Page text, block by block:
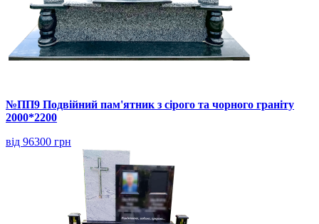
№ПП9 Подвійний пам'ятник з сірого та чорного граніту
2000*2200
від 96300 грн